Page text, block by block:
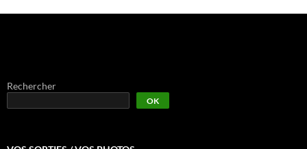
Rechercher
OK